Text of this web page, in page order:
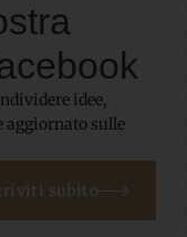
idee,
aggiornato sulle
subito